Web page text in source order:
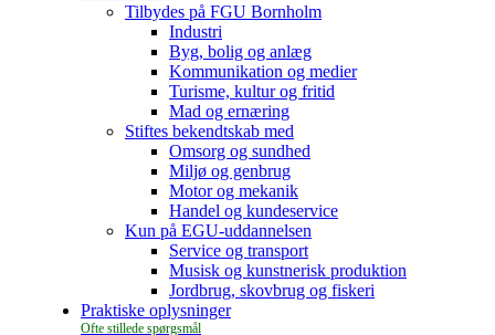
Tilbydes på FGU Bornholm
Industri
Byg, bolig og anlæg
Kommunikation og medier
Turisme, kultur og fritid
Mad og ernæring
Stiftes bekendtskab med
Omsorg og sundhed
Miljø og genbrug
Motor og mekanik
Handel og kundeservice
Kun på EGU-uddannelsen
Service og transport
Musisk og kunstnerisk produktion
Jordbrug, skovbrug og fiskeri
Praktiske oplysninger